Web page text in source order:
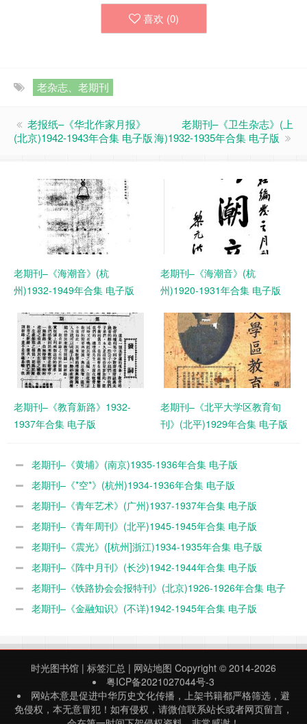
喜欢 (0)
老杂志、老期刊
老报纸–《华北作家月报》
(北京)1942-1943年合集 电子版
老期刊–《卫生杂志》(上
海)1932-1935年合集 电子版
老期刊–《海潮音》(杭
州)1932-1949年合集 电子版
老期刊–《海潮音》(杭
州)1920-1931年合集 电子版
老期刊–《教育新路》1932-
1937年合集 电子版
老期刊–《北平大学区教育旬
刊》(北平)1929年合集 电子版
老期刊–《黄埔》(南京)1935-1936年合集 电子版
老期刊–《*空*》(杭州)1934-1936年合集 电子版
老期刊–《青年艺术》(广州)1937-1937年合集 电子版
老期刊–《青年周刊》(北平)1945-1945年合集 电子版
老期刊–《震光》([杭州]浙江)1934-1935年合集 电子版
老期刊–《阵中月刊》(长沙)1942-1944年合集 电子版
老期刊–《铁路协会会报特刊》(北京)1926-1926年合集 电子
版 老期刊–《金融知识》(不详)1942-1945年合集 电子版
时光图书馆 | 标签汇总 | 网站地图 Copyright © 2014-2026
粤ICP备2021027044号-3
网站本意是促进中华历史文化传播，上架书籍都严格筛选，避
免侵权，本无意冒犯！如有侵权，请微信联系站长或者网页留言，